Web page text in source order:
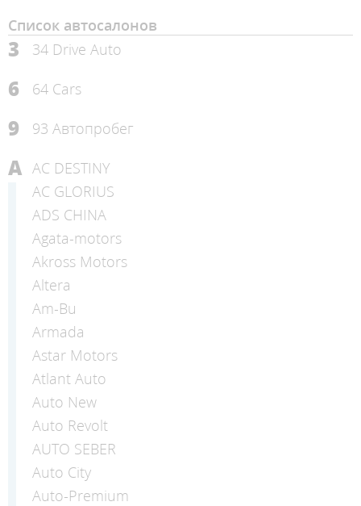
Список автосалонов
3 34 Drive Auto
6 64 Cars
9 93 Автопробег
A AC DESTINY
AC GLORIUS
ADS CHINA
Agata-motors
Akross Motors
Altera
Am-Bu
Armada
Astar Motors
Atlant Auto
Auto New
Auto Revolt
AUTO SEBER
Auto Сity
Auto-Premium